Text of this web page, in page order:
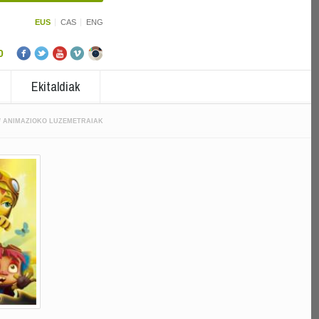
EUS CAS ENG
Ekitaldiak
ANIMAZIOKO LUZEMETRAIAK